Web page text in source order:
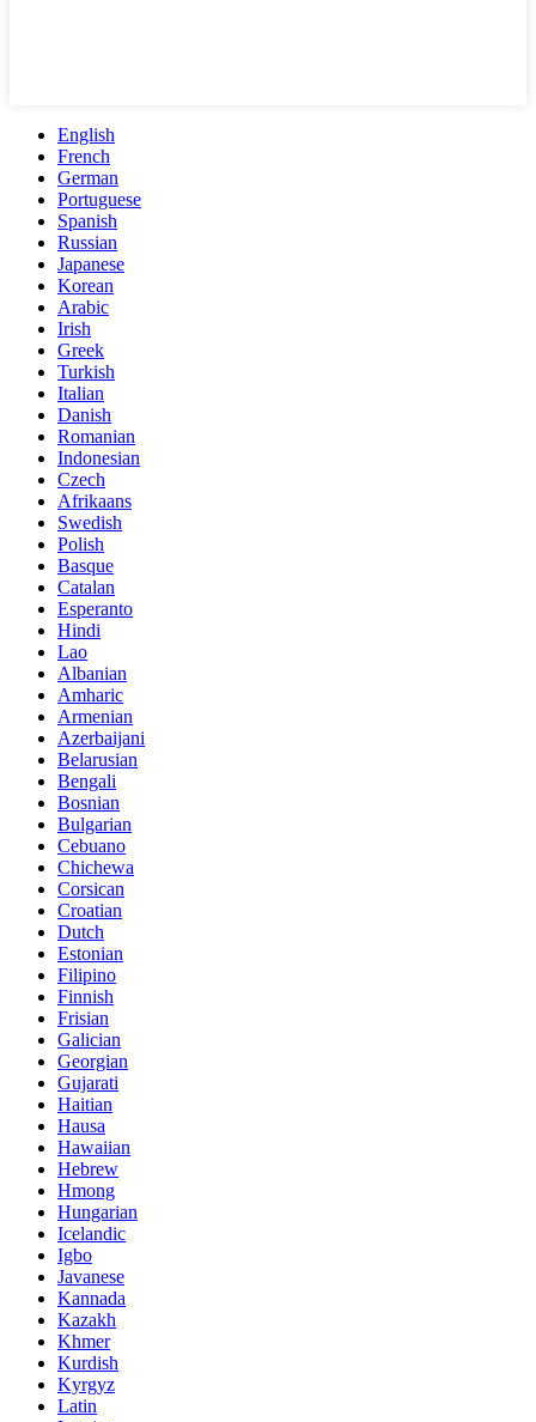
English
French
German
Portuguese
Spanish
Russian
Japanese
Korean
Arabic
Irish
Greek
Turkish
Italian
Danish
Romanian
Indonesian
Czech
Afrikaans
Swedish
Polish
Basque
Catalan
Esperanto
Hindi
Lao
Albanian
Amharic
Armenian
Azerbaijani
Belarusian
Bengali
Bosnian
Bulgarian
Cebuano
Chichewa
Corsican
Croatian
Dutch
Estonian
Filipino
Finnish
Frisian
Galician
Georgian
Gujarati
Haitian
Hausa
Hawaiian
Hebrew
Hmong
Hungarian
Icelandic
Igbo
Javanese
Kannada
Kazakh
Khmer
Kurdish
Kyrgyz
Latin